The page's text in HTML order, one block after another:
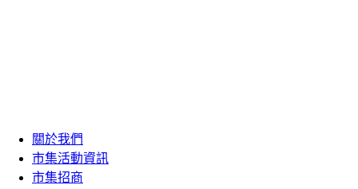
關於我們
市集活動資訊
市集招商